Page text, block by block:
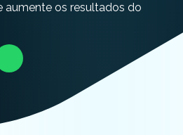
aumente os resultados do